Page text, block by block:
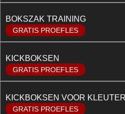
BOKSZAK TRAINING
GRATIS PROEFLES
KICKBOKSEN
GRATIS PROEFLES
KICKBOKSEN VOOR
GRATIS PROEFLES